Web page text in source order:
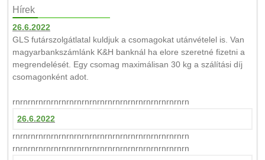
Hírek
26.6.2022
GLS futárszolgátlatal kuldjuk a csomagokat utánvételel is. Van
magyarbankszámlánk K&H banknál ha elore szeretné fizetni a
megrendelését. Egy csomag maximálisan 30 kg a szálítási díj
csomagonként adot.
rnrnrnrnrnrnrnrnrnrnrnrnrnrnrnrnrnrnrnrnrnrnrn
26.6.2022
rnrnrnrnrnrnrnrnrnrnrnrnrnrnrnrnrnrnrnrnrnrnrn
rnrnrnrnrnrnrnrnrnrnrnrnrnrnrnrnrnrnrnrnrnrnrn